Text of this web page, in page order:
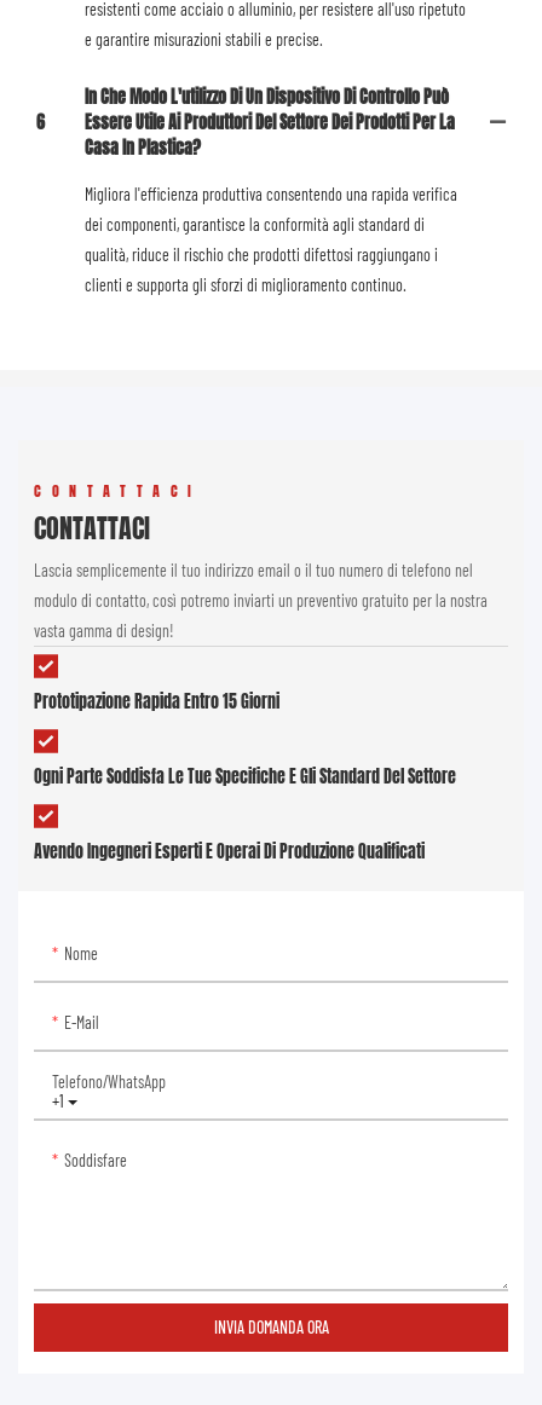
resistenti come acciaio o alluminio, per resistere all'uso ripetuto
e garantire misurazioni stabili e precise.
6
In Che Modo L'utilizzo Di Un Dispositivo Di Controllo Può
Essere Utile Ai Produttori Del Settore Dei Prodotti Per La
Casa In Plastica?
Migliora l'efficienza produttiva consentendo una rapida verifica
dei componenti, garantisce la conformità agli standard di
qualità, riduce il rischio che prodotti difettosi raggiungano i
clienti e supporta gli sforzi di miglioramento continuo.
CONTATTACI
CONTATTACI
Lascia semplicemente il tuo indirizzo email o il tuo numero di telefono nel
modulo di contatto, così potremo inviarti un preventivo gratuito per la nostra
vasta gamma di design!
Prototipazione Rapida Entro 15 Giorni
Ogni Parte Soddisfa Le Tue Specifiche E Gli Standard Del Settore
Avendo Ingegneri Esperti E Operai Di Produzione Qualificati
Nome
E-Mail
+1
Telefono/WhatsApp
Soddisfare
INVIA DOMANDA ORA